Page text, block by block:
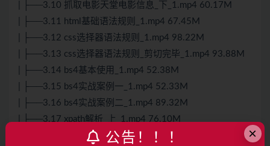
| ├──3.10 抓取电影天堂电影信息_下_1.mp4 60.17M
| ├──3.11 html基础语法规则_1.mp4 67.45M
| ├──3.12 css选择器语法规则_1.mp4 98.22M
| ├──3.13 css选择器语法规则_剪切完毕_1.mp4 93.88M
| ├──3.14 bs4基本使用_1.mp4 52.38M
| ├──3.15 bs4实战案例一_1.mp4 52.33M
| ├──3.16 bs4实战案例二_1.mp4 89.32M
| ├──3.17 xpath解析_上_1.mp4 76.10M
| ├──3.18 xpath解析_下_1.mp4 26.54M
×
公告！！！